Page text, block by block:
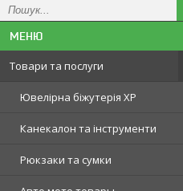
Товари та послуги
Ювелірна біжутерія XP
Канекалон та інструменти
Рюкзаки та сумки